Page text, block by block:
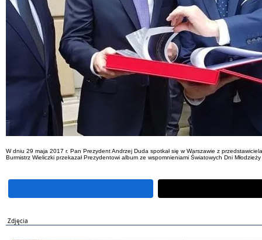
W dniu 29 maja 2017 r. Pan Prezydent Andrzej Duda spotkał się w Warszawie z
Burmistrz Wieliczki przekazał Prezydentowi album ze wspomnieniami Światowych Dni
Zdjęcia